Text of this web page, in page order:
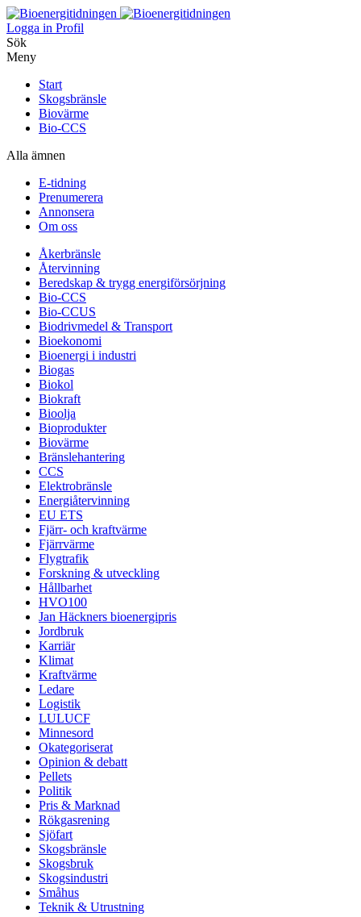
Logga in Profil
Sök
Meny
Start
Skogsbränsle
Biovärme
Bio-CCS
Alla ämnen
E-tidning
Prenumerera
Annonsera
Om oss
Åkerbränsle
Återvinning
Beredskap & trygg energiförsörjning
Bio-CCS
Bio-CCUS
Biodrivmedel & Transport
Bioekonomi
Bioenergi i industri
Biogas
Biokol
Biokraft
Bioolja
Bioprodukter
Biovärme
Bränslehantering
CCS
Elektrobränsle
Energiåtervinning
EU ETS
Fjärr- och kraftvärme
Fjärrvärme
Flygtrafik
Forskning & utveckling
Hållbarhet
HVO100
Jan Häckners bioenergipris
Jordbruk
Karriär
Klimat
Kraftvärme
Ledare
Logistik
LULUCF
Minnesord
Okategoriserat
Opinion & debatt
Pellets
Politik
Pris & Marknad
Rökgasrening
Sjöfart
Skogsbränsle
Skogsbruk
Skogsindustri
Småhus
Teknik & Utrustning